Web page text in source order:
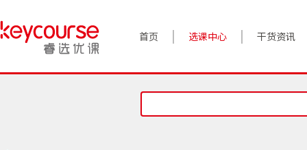
首页 选课中心 干货资讯
案例实践
对话高管